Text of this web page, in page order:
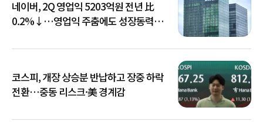
네이버, 2Q 영업익 5203억원 전년 比
0.2%↓…영업익 주춤에도 성장동력
코스피, 개장 상승분 반납하고 장중 하락
전환…중동 리스크·美 경계감